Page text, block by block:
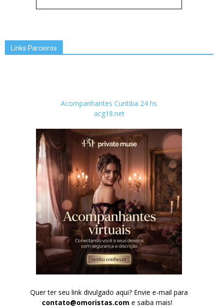
Links Parceiros
Acompanhantes Curitiba 24 hs
acg18.net
Quer ter seu link divulgado aqui? Envie e-mail para
contato@omoristas.com e saiba mais!